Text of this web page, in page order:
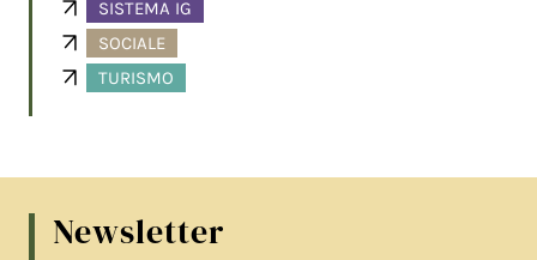
SISTEMA IG
SOCIALE
TURISMO
Newsletter